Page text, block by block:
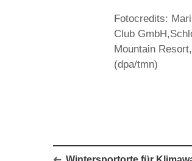
Fotocredits:
Club
Mountain
(dpa/tmn)